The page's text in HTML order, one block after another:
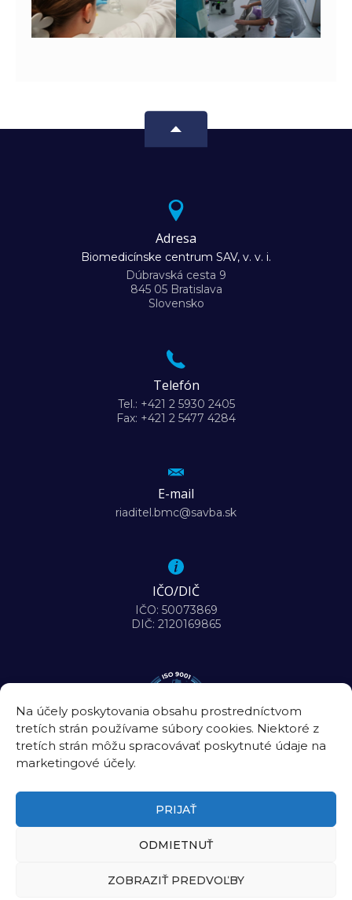
Na účely poskytovania obsahu prostredníctvom
tretích strán používame súbory cookies. Niektoré z
tretích strán môžu spracovávať poskytnuté údaje na
marketingové účely.
PRIJAŤ
ODMIETNUŤ
ZOBRAZIŤ PREDVOĽBY
Adresa
Biomedicínske centrum SAV, v. v. i.
Dúbravská cesta 9
845 05 Bratislava
Slovensko
Telefón
Tel.: +421 2 5930 2405
Fax: +421 2 5477 4284
E-mail
riaditel.bmc@savba.sk
IČO/DIČ
IČO: 50073869
DIČ: 2120169865
Úradná tabuľa| Intranet|Kontakt